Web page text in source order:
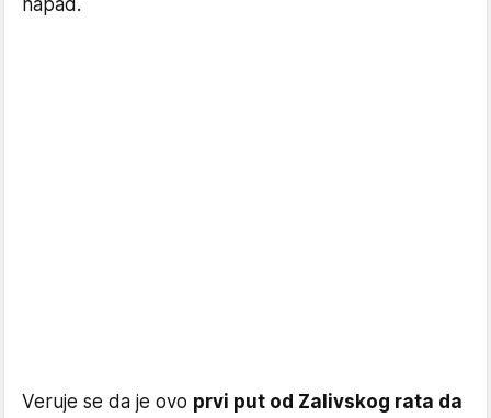
Veruje se da je ovo prvi put od Zalivskog rata da